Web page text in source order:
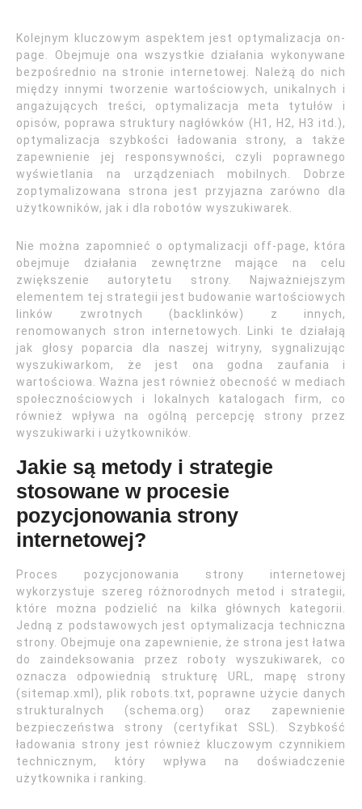
Kolejnym kluczowym aspektem jest optymalizacja on-
page. Obejmuje ona wszystkie działania wykonywane
bezpośrednio na stronie internetowej. Należą do nich
między innymi tworzenie wartościowych, unikalnych i
angażujących treści, optymalizacja meta tytułów i
opisów, poprawa struktury nagłówków (H1, H2, H3 itd.),
optymalizacja szybkości ładowania strony, a także
zapewnienie jej responsywności, czyli poprawnego
wyświetlania na urządzeniach mobilnych. Dobrze
zoptymalizowana strona jest przyjazna zarówno dla
użytkowników, jak i dla robotów wyszukiwarek.
Nie można zapomnieć o optymalizacji off-page, która
obejmuje działania zewnętrzne mające na celu
zwiększenie autorytetu strony. Najważniejszym
elementem tej strategii jest budowanie wartościowych
linków zwrotnych (backlinków) z innych,
renomowanych stron internetowych. Linki te działają
jak głosy poparcia dla naszej witryny, sygnalizując
wyszukiwarkom, że jest ona godna zaufania i
wartościowa. Ważna jest również obecność w mediach
społecznościowych i lokalnych katalogach firm, co
również wpływa na ogólną percepcję strony przez
wyszukiwarki i użytkowników.
Jakie są metody i strategie
stosowane w procesie
pozycjonowania strony
internetowej?
Proces pozycjonowania strony internetowej
wykorzystuje szereg różnorodnych metod i strategii,
które można podzielić na kilka głównych kategorii.
Jedną z podstawowych jest optymalizacja techniczna
strony. Obejmuje ona zapewnienie, że strona jest łatwa
do zaindeksowania przez roboty wyszukiwarek, co
oznacza odpowiednią strukturę URL, mapę strony
(sitemap.xml), plik robots.txt, poprawne użycie danych
strukturalnych (schema.org) oraz zapewnienie
bezpieczeństwa strony (certyfikat SSL). Szybkość
ładowania strony jest również kluczowym czynnikiem
technicznym, który wpływa na doświadczenie
użytkownika i ranking.